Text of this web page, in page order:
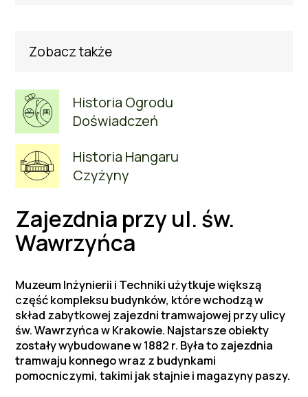
Zobacz także
Historia Ogrodu
Doświadczeń
Historia Hangaru
Czyżyny
Zajezdnia przy ul. św.
Wawrzyńca
Muzeum Inżynierii i Techniki użytkuje większą
część kompleksu budynków, które wchodzą w
skład zabytkowej zajezdni tramwajowej przy ulicy
św. Wawrzyńca w Krakowie. Najstarsze obiekty
zostały wybudowane w 1882 r. Była to zajezdnia
tramwaju konnego wraz z budynkami
pomocniczymi, takimi jak stajnie i magazyny paszy.